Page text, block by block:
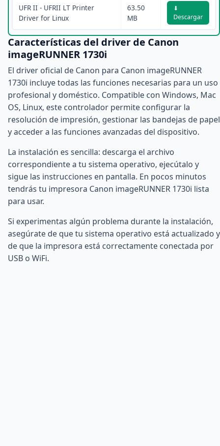
UFR II - UFRII LT Printer
Driver for Linux
63.50
MB
⬇
Descargar
Características del driver de Canon
imageRUNNER 1730i
El driver oficial de Canon para Canon imageRUNNER
1730i incluye todas las funciones necesarias para un uso
profesional y doméstico. Compatible con Windows, Mac
OS, Linux, este controlador permite configurar la
resolución de impresión, gestionar las bandejas de papel
y acceder a las funciones avanzadas del dispositivo.
La instalación es sencilla: descarga el archivo
correspondiente a tu sistema operativo, ejecútalo y
sigue las instrucciones en pantalla. En pocos minutos
tendrás tu impresora Canon imageRUNNER 1730i lista
para usar.
Si experimentas algún problema durante la instalación,
asegúrate de que tu sistema operativo está actualizado y
de que la impresora está correctamente conectada por
USB o WiFi.